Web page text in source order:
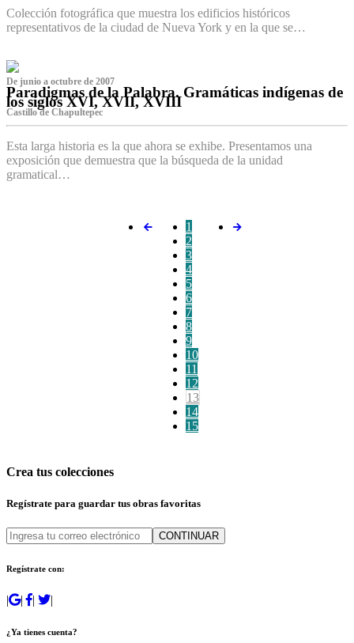
Colección fotográfica que muestra los edificios históricos
representativos de la ciudad de Nueva York y en la que se…
De junio a octubre de 2007
Paradigmas de la Palabra. Gramáticas indígenas de
los siglos XVI, XVII, XVIII
Castillo de Chapultepec
Esta larga historia es la que ahora se exhibe. Presentamos una
exposición que demuestra que la búsqueda de la unidad
gramatical…
1
2
3
4
5
6
7
8
9
10
11
12
13
14
15
Crea tus colecciones
Regístrate para guardar tus obras favoritas
CONTINUAR
Regístrate con:
| | | |
¿Ya tienes cuenta?